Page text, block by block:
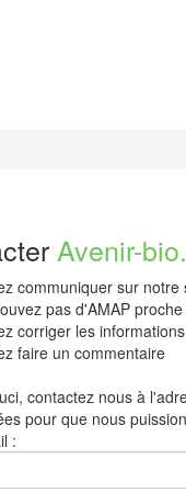
Avenir-
communiquer sur notre
pas d'AMAP
corriger les
faire un commentaire
contactez nous à
pour que nous
: